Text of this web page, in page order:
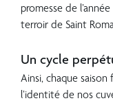
promesse de
terroir de Saint
Un cycle
Ainsi, chaque
l’identité de nos